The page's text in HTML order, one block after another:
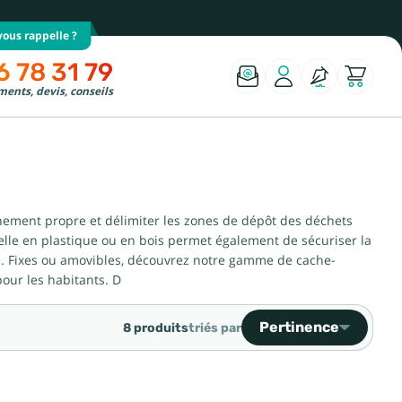
rappelle ?
78 31 79
devis, conseils
propre et délimiter les zones de dépôt des déchets
en plastique ou en bois permet également de sécuriser la
ou amovibles, découvrez notre gamme de cache-
les habitants. D
8 produitstriés par Pertinence